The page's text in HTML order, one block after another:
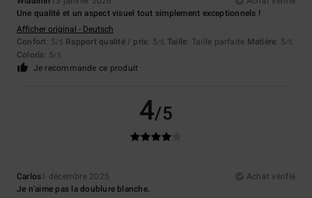
Une qualité et un aspect visuel tout simplement exceptionnels !
Afficher original - Deutsch
Confort: 5/5 Rapport qualité / prix: 5/5 Taille: Taille parfaite Matière: 5/5
Coloris: 5/5
Je recommande ce produit
4/5
Carlos1 décembre 2025
Achat vérifié
Je n'aime pas la doublure blanche.